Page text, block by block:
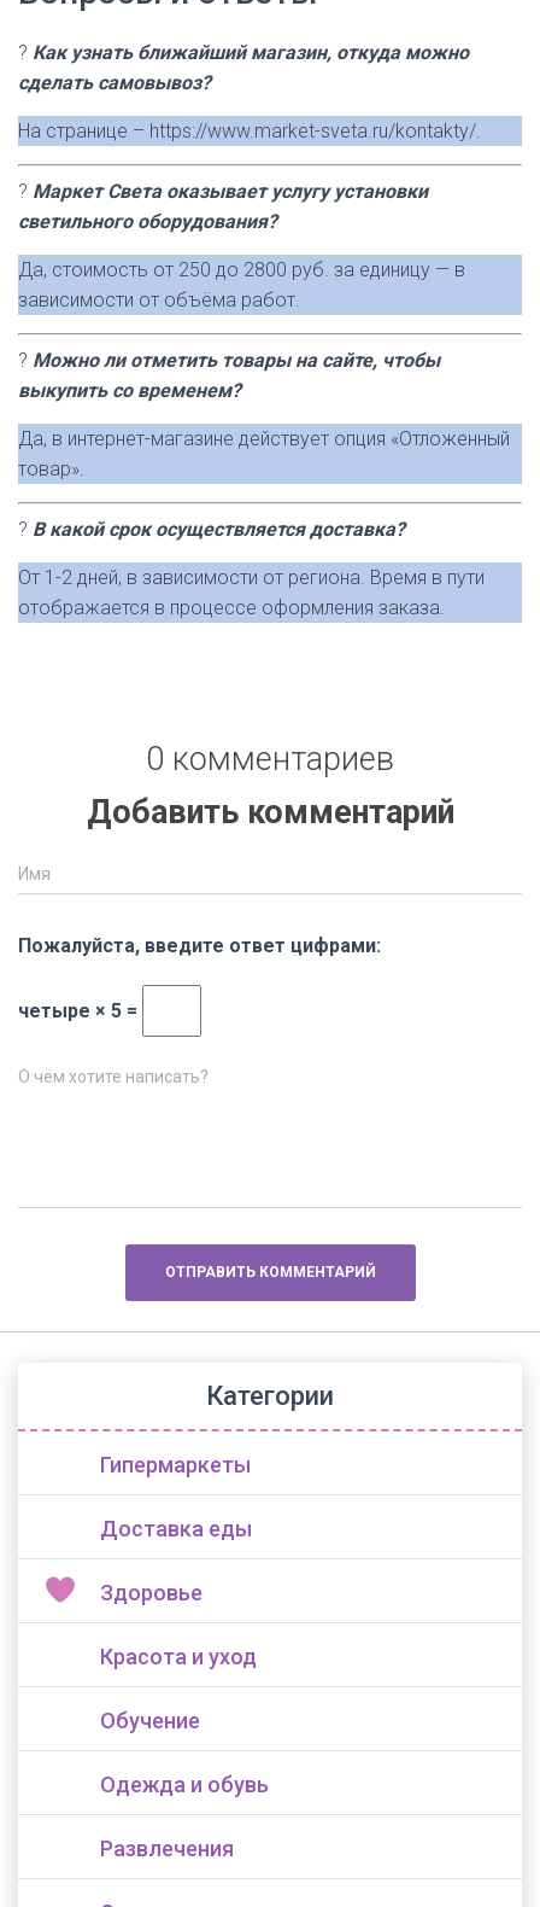
? Как узнать ближайший магазин, откуда можно
сделать самовывоз?
На странице – https://www.market-sveta.ru/kontakty/.
? Маркет Света оказывает услугу установки
светильного оборудования?
Да, стоимость от 250 до 2800 руб. за единицу — в
зависимости от объёма работ.
? Можно ли отметить товары на сайте, чтобы
выкупить со временем?
Да, в интернет-магазине действует опция «Отложенный
товар».
? В какой срок осуществляется доставка?
От 1-2 дней, в зависимости от региона. Время в пути
отображается в процессе оформления заказа.
0 комментариев
Добавить комментарий
Имя
Пожалуйста, введите ответ цифрами:
четыре × 5 =
О чём хотите написать?
Категории
Гипермаркеты
Доставка еды
Здоровье
Красота и уход
Обучение
Одежда и обувь
Развлечения